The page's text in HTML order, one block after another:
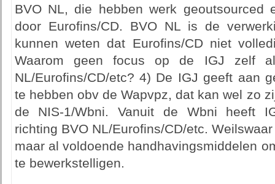
BVO NL, die hebben werk geoutsourced
door Eurofins/CD. BVO NL is de
kunnen weten dat Eurofins/CD niet
Waarom geen focus op de IGJ zelf
NL/Eurofins/CD/etc? 4) De IGJ geeft aan
te hebben obv de Wapvpz, dat kan wel zo
de NIS-1/Wbni. Vanuit de Wbni heeft
richting BVO NL/Eurofins/CD/etc.
maar al voldoende handhavingsmiddelen
te bewerkstelligen.